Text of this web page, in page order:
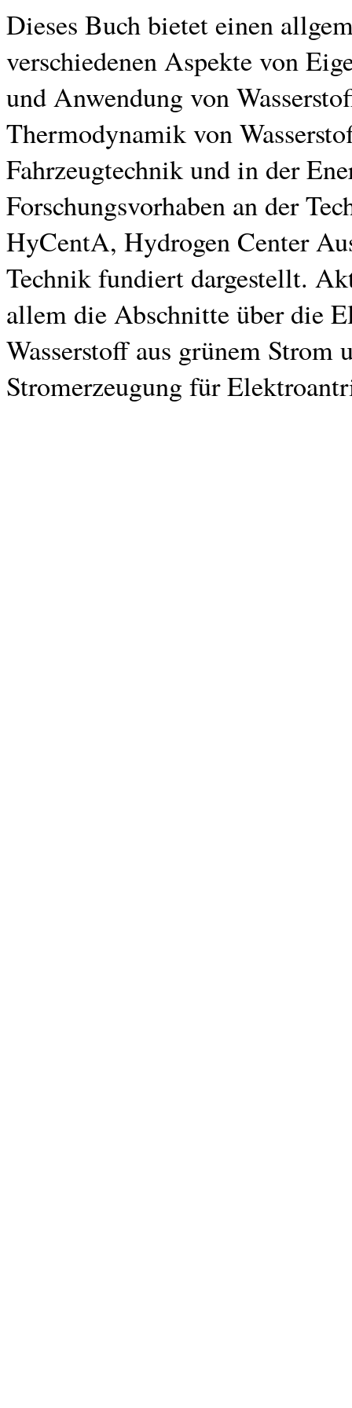
Dieses Buch bietet einen
verschiedenen Aspekte von
und Anwendung von
Thermodynamik von
Fahrzeugtechnik und in der
Forschungsvorhaben an der
HyCentA, Hydrogen Center
Technik fundiert dargestellt.
allem die Abschnitte über die
Wasserstoff aus grünem
Stromerzeugung für